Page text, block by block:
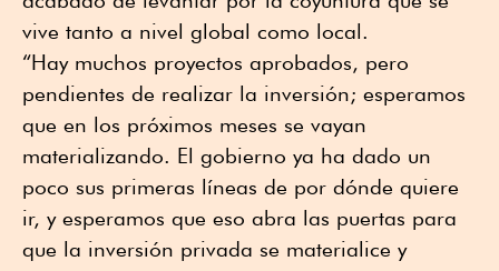
vive tanto a nivel global como local.
“Hay muchos proyectos aprobados, pero
pendientes de realizar la inversión; esperamos
que en los próximos meses se vayan
materializando. El gobierno ya ha dado un
poco sus primeras líneas de por dónde quiere
ir, y esperamos que eso abra las puertas para
que la inversión privada se materialice y